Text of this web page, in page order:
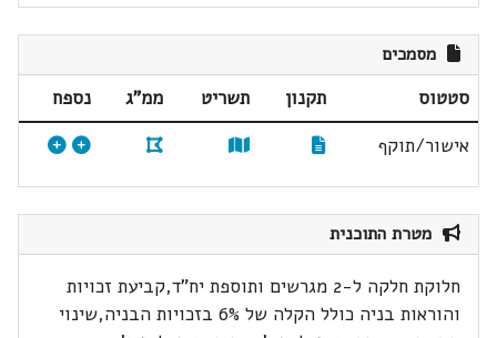
מסמכים
סטטוס תקנון תשריט ממ"ג
נספח
אישור/תוקף
מטרת התוכנית
חלוקת חלקה ל-2 מגרשים ותוספת יח"ד,קביעת זכויות
והוראות בניה כולל הקלה של 6% בזכויות הבניה,שינוי